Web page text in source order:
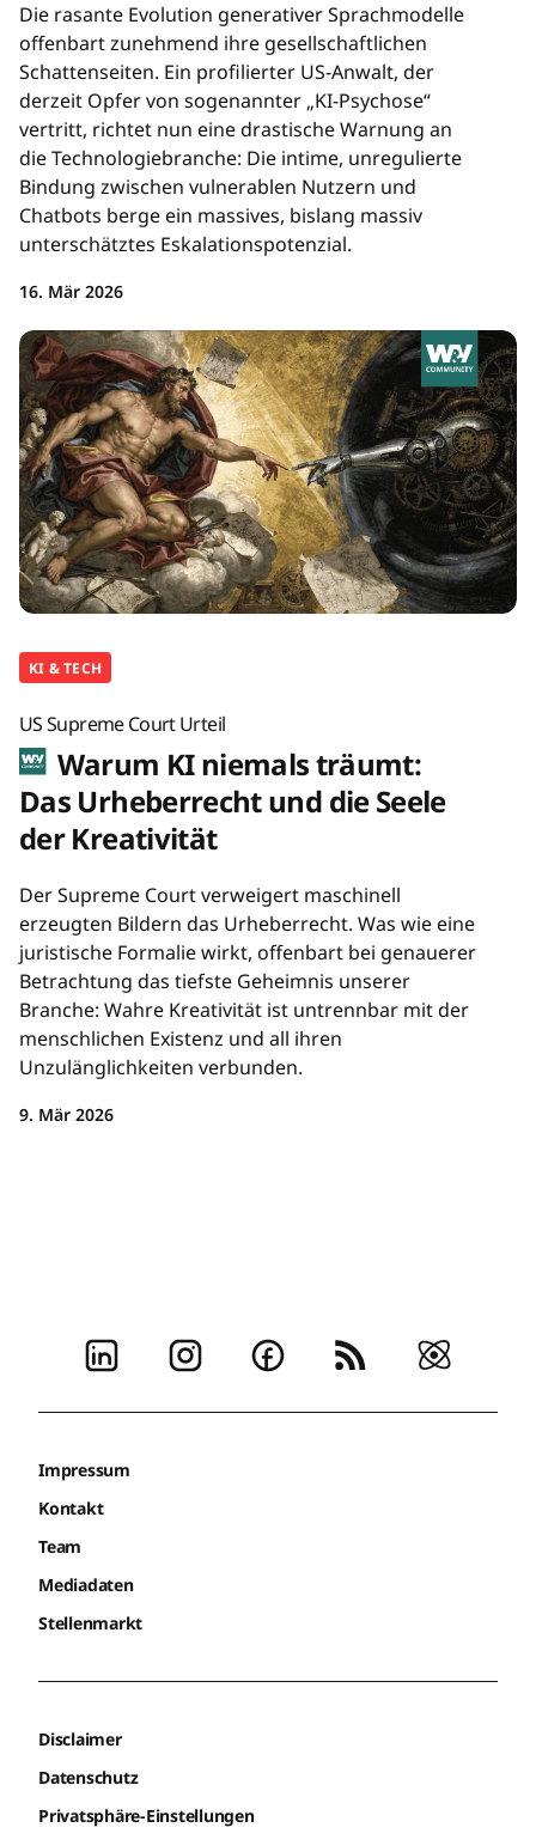
Die rasante Evolution generativer Sprachmodelle
offenbart zunehmend ihre gesellschaftlichen
Schattenseiten. Ein profilierter US-Anwalt, der
derzeit Opfer von sogenannter „KI-Psychose“
vertritt, richtet nun eine drastische Warnung an
die Technologiebranche: Die intime, unregulierte
Bindung zwischen vulnerablen Nutzern und
Chatbots berge ein massives, bislang massiv
unterschätztes Eskalationspotenzial.
16. Mär 2026
KI & TECH
US Supreme Court Urteil
Warum KI niemals träumt:
Das Urheberrecht und die Seele
der Kreativität
Der Supreme Court verweigert maschinell
erzeugten Bildern das Urheberrecht. Was wie eine
juristische Formalie wirkt, offenbart bei genauerer
Betrachtung das tiefste Geheimnis unserer
Branche: Wahre Kreativität ist untrennbar mit der
menschlichen Existenz und all ihren
Unzulänglichkeiten verbunden.
9. Mär 2026
Impressum
Kontakt
Team
Mediadaten
Stellenmarkt
Disclaimer
Datenschutz
Privatsphäre-Einstellungen